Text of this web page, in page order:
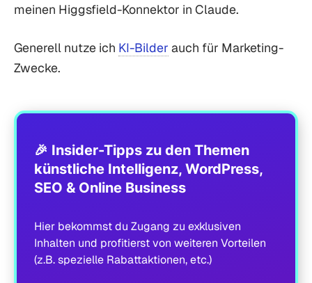
meinen Higgsfield-Konnektor in Claude.
Generell nutze ich KI-Bilder auch für Marketing-
Zwecke.
🎉 Insider-Tipps zu den Themen
künstliche Intelligenz, WordPress,
SEO & Online Business
Hier bekommst du Zugang zu exklusiven
Inhalten und profitierst von weiteren Vorteilen
(z.B. spezielle Rabattaktionen, etc.)